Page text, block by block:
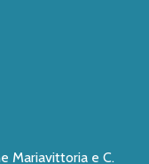
Mariavittoria e C.